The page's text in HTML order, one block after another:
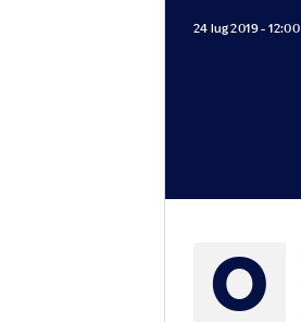
24 lug 2019 - 12:00
O